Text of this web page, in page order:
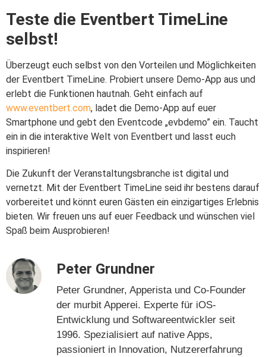
Teste die Eventbert TimeLine
selbst!
Überzeugt euch selbst von den Vorteilen und Möglichkeiten
der Eventbert TimeLine. Probiert unsere Demo-App aus und
erlebt die Funktionen hautnah. Geht einfach auf
www.eventbert.com, ladet die Demo-App auf euer
Smartphone und gebt den Eventcode „evbdemo” ein. Taucht
ein in die interaktive Welt von Eventbert und lasst euch
inspirieren!
Die Zukunft der Veranstaltungsbranche ist digital und
vernetzt. Mit der Eventbert TimeLine seid ihr bestens darauf
vorbereitet und könnt euren Gästen ein einzigartiges Erlebnis
bieten. Wir freuen uns auf euer Feedback und wünschen viel
Spaß beim Ausprobieren!
Peter Grundner
Peter Grundner, Apperista und Co-Founder
der murbit Apperei. Experte für iOS-
Entwicklung und Softwareentwickler seit
1996. Spezialisiert auf native Apps,
passioniert in Innovation, Nutzererfahrung